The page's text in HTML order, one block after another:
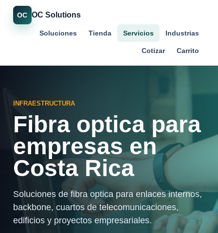
OC OC Solutions
Soluciones Tienda Servicios Industrias
Cotizar Carrito
INFRAESTRUCTURA
Fibra optica para
empresas en
Costa Rica
Soluciones de fibra optica para enlaces internos,
backbone, cuartos de telecomunicaciones,
edificios y proyectos empresariales.